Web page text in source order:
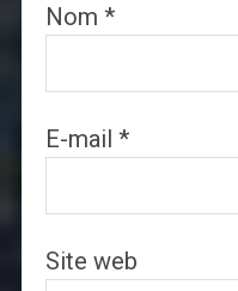
Nom *
E-mail *
Site web